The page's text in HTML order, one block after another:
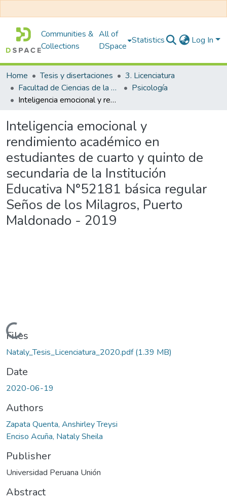
Communities &
Collections
All of
DSpace
Statistics Log In
Home Tesis y disertaciones
3. Licenciatura
Facultad de Ciencias de la Salud
Psicología
Inteligencia emocional y rendimiento académico en estudiantes de cuarto y quinto de secundaria de la Institución Educativa N°52181 básica regular Seños de los Milagros, Puerto Maldonado - 2019
Inteligencia emocional y
rendimiento académico en
estudiantes de cuarto y quinto de
secundaria de la Institución
Educativa N°52181 básica regular
Seños de los Milagros, Puerto
Maldonado - 2019
Loading...
Files
Nataly_Tesis_Licenciatura_2020.pdf(1.39 MB)
Date
2020-06-19
Authors
Zapata Quenta, Anshirley Treysi
Enciso Acuña, Nataly Sheila
Publisher
Universidad Peruana Unión
Abstract